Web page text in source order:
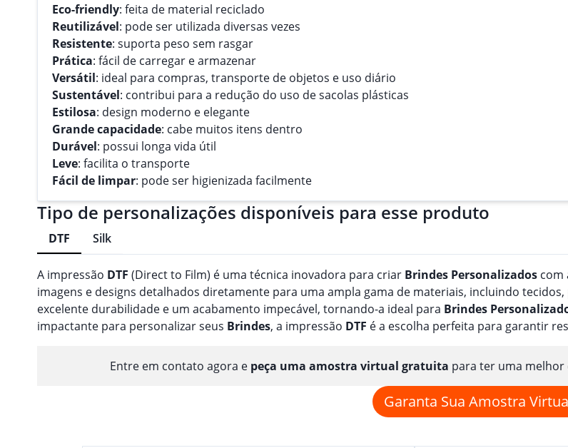
Eco-friendly: feita de material reciclado
Reutilizável: pode ser utilizada diversas vezes
Resistente: suporta peso sem rasgar
Prática: fácil de carregar e armazenar
Versátil: ideal para compras, transporte de objetos e uso diário
Sustentável: contribui para a redução do uso de sacolas plásticas
Estilosa: design moderno e elegante
Grande capacidade: cabe muitos itens dentro
Durável: possui longa vida útil
Leve: facilita o transporte
Fácil de limpar: pode ser higienizada facilmente
Tipo de personalizações disponíveis para esse produto
DTF Silk
A impressão DTF (Direct to Film) é uma técnica inovadora para criar Brindes Personalizados com
imagens e designs detalhados diretamente para uma ampla gama de materiais, incluindo
excelente durabilidade e um acabamento impecável, tornando-a ideal para Brindes
impactante para personalizar seus Brindes, a impressão DTF é a escolha perfeita para garantir
Entre em contato agora e peça uma amostra virtual gratuita para ter uma melhor
Garanta Sua Amostra